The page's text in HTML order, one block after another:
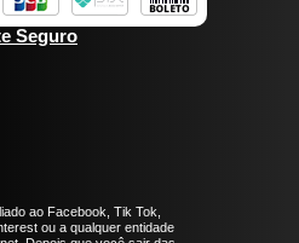
Seguro
ao Facebook, Tik Tok,
ou a qualquer entidade